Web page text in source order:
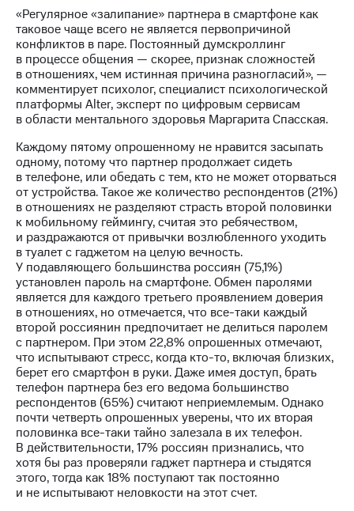
выкупа
акций
Дивиденды
Рынок
облигаций
Описание
Еврооблигации-2023
о
погашении
именных
облигаций
Другое
Регистратор
Реквизиты
Контакты
развитие
деловая этика
На главную
«Регулярное «залипание» партнера в смартфоне как
таковое чаще всего не является первопричиной
конфликтов в паре. Постоянный думскроллинг
в процессе общения — скорее, признак сложностей
в отношениях, чем истинная причина разногласий», —
комментирует психолог, специалист психологической
платформы Alter, эксперт по цифровым сервисам
в области ментального здоровья Маргарита Спасская.
Каждому пятому опрошенному не нравится засыпать
одному, потому что партнер продолжает сидеть
в телефоне, или обедать с тем, кто не может оторваться
от устройства. Такое же количество респондентов (21%)
в отношениях не разделяют страсть второй половинки
к мобильному геймингу, считая это ребячеством,
и раздражаются от привычки возлюбленного уходить
в туалет с гаджетом на целую вечность.
У подавляющего большинства россиян (75,1%)
установлен пароль на смартфоне. Обмен паролями
является для каждого третьего проявлением доверия
в отношениях, но отмечается, что все-таки каждый
второй россиянин предпочитает не делиться паролем
с партнером. При этом 22,8% опрошенных отмечают,
что испытывают стресс, когда кто-то, включая близких,
берет его смартфон в руки. Даже имея доступ, брать
телефон партнера без его ведома большинство
респондентов (65%) считают неприемлемым. Однако
почти четверть опрошенных уверены, что их вторая
половинка все-таки тайно залезала в их телефон.
В действительности, 17% россиян признались, что
хотя бы раз проверяли гаджет партнера и стыдятся
этого, тогда как 18% поступают так постоянно
и не испытывают неловкости на этот счет.